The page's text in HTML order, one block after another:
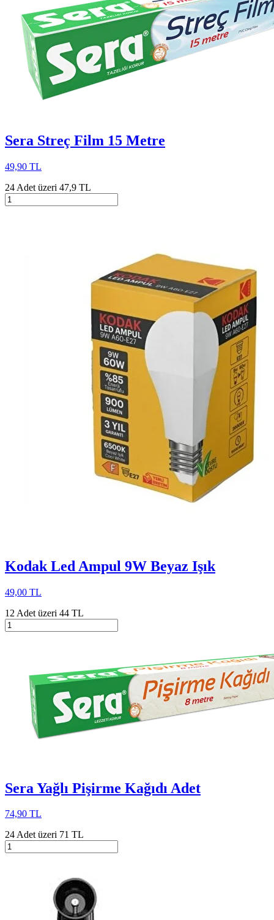
Sera Streç Film 15 Metre
49,90 TL
24 Adet üzeri 47,9 TL
Kodak Led Ampul 9W Beyaz Işık
49,00 TL
12 Adet üzeri 44 TL
Sera Yağlı Pişirme Kağıdı Adet
74,90 TL
24 Adet üzeri 71 TL